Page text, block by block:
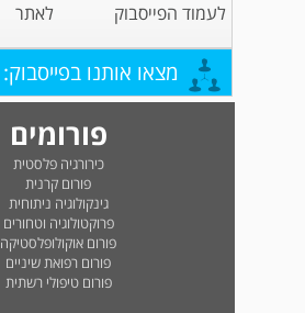
לעמוד הפייסבוק לאתר
מצאו אותנו בפייסבוק:
פורומים
כירורגיה פלסטית
פורום קרנית
גינקולוגיה ניתוחית
פרוקטולוגיה וטחורים
פורום אוקולופלסטיקה
פורום רפואת שיניים
פורום טיפולי רשתית